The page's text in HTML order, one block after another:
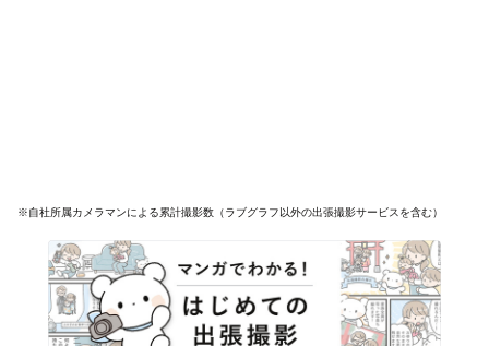
※自社所属カメラマンによる累計撮影数（ラブグラフ以外の出張撮影サービスを含む）